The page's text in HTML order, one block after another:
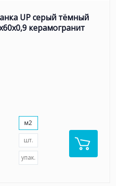
UP серый тёмный
керамогранит
м2
шт.
упак.